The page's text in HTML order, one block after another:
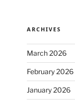
ARCHIVES
March 2026
February 2026
January 2026